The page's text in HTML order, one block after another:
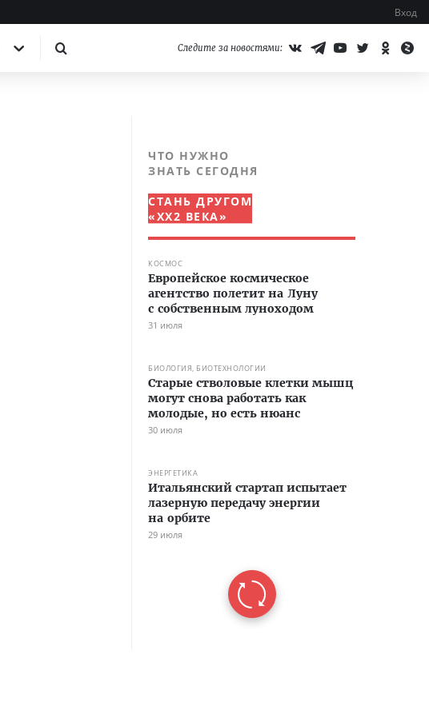
Вход
Следите за новостями:
ЧТО НУЖНО
ЗНАТЬ СЕГОДНЯ
СТАНЬ ДРУГОМ
«XX2 ВЕКА»
КОСМОС
Европейское космическое
агентство полетит на Луну
с собственным луноходом
31 июля
БИОЛОГИЯ, БИОТЕХНОЛОГИИ
Старые стволовые клетки мышц
могут снова работать как
молодые, но есть нюанс
30 июля
ЭНЕРГЕТИКА
Итальянский стартап испытает
лазерную передачу энергии
на орбите
29 июля